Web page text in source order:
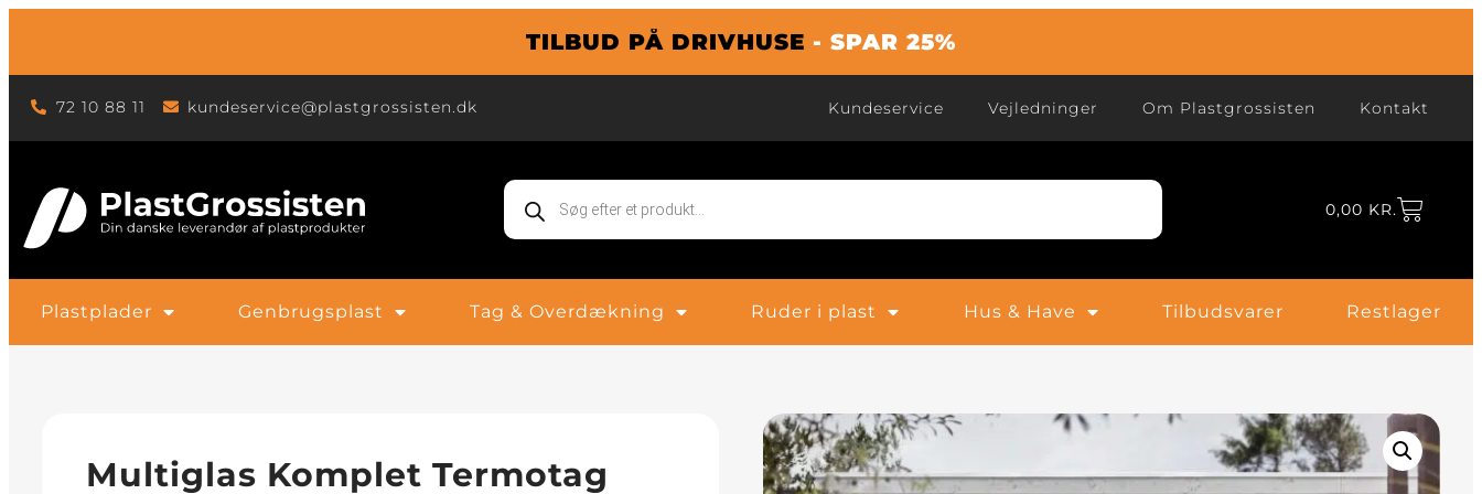
TILBUD PÅ DRIVHUSE - SPAR 25%
72 10 88 11 kundeservice@plastgrossisten.dk Kundeservice Vejledninger Om Plastgrossisten Kontakt
0,00 KR.
Plastplader Genbrugsplast Tag & Overdækning Ruder i plast Hus & Have Tilbudsvarer Restlager
Multiglas Komplet Termotag